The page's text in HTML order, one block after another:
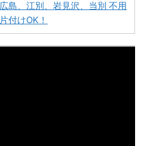
夕張市不用品回収
島、江別、岩見沢、当別 不用
付けOK！